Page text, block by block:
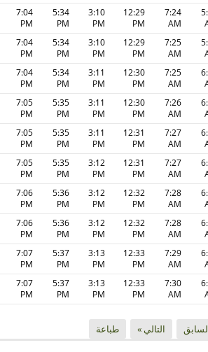
7:24
AM
12:29
PM
3:10
PM
5:34
PM
7:04
PM
7:25
AM
12:29
PM
3:10
PM
5:34
PM
7:04
PM
7:25
AM
12:30
PM
3:11
PM
5:34
PM
7:04
PM
7:26
AM
12:30
PM
3:11
PM
5:35
PM
7:05
PM
7:27
AM
12:31
PM
3:11
PM
5:35
PM
7:05
PM
7:27
AM
12:31
PM
3:12
PM
5:35
PM
7:05
PM
7:28
AM
12:32
PM
3:12
PM
5:36
PM
7:06
PM
7:28
AM
12:32
PM
3:12
PM
5:36
PM
7:06
PM
7:29
AM
12:33
PM
3:13
PM
5:37
PM
7:07
PM
7:30
AM
12:33
PM
3:13
PM
5:37
PM
7:07
PM
التالي » طباعة